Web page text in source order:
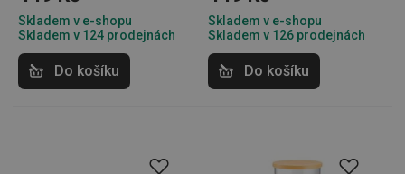
Skladem v e-shopu
Skladem v 124 prodejnách
Do košíku
Skladem v e-shopu
Skladem v 126 prodejnách
Do košíku